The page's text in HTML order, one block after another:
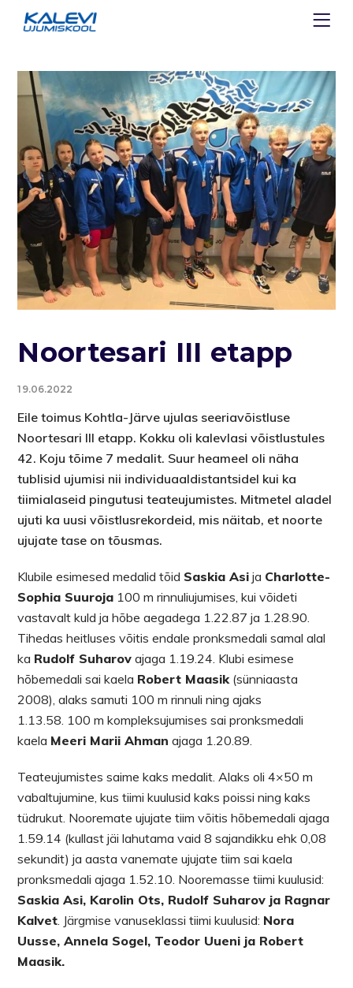
Noortesari III etapp
19.06.2022
Eile toimus Kohtla-Järve ujulas seeriavõistluse
Noortesari III etapp. Kokku oli kalevlasi võistlustules
42. Koju tõime 7 medalit. Suur heameel oli näha
tublisid ujumisi nii individuaaldistantsidel kui ka
tiimialaseid pingutusi teateujumistes. Mitmetel aladel
ujuti ka uusi võistlusrekordeid, mis näitab, et noorte
ujujate tase on tõusmas.
Klubile esimesed medalid tõid Saskia Asi ja Charlotte-
Sophia Suuroja 100 m rinnuliujumises, kui võideti
vastavalt kuld ja hõbe aegadega 1.22.87 ja 1.28.90.
Tihedas heitluses võitis endale pronksmedali samal alal
ka Rudolf Suharov ajaga 1.19.24. Klubi esimese
hõbemedali sai kaela Robert Maasik (sünniaasta
2008), alaks samuti 100 m rinnuli ning ajaks
1.13.58. 100 m kompleksujumises sai pronksmedali
kaela Meeri Marii Ahman ajaga 1.20.89.
Teateujumistes saime kaks medalit. Alaks oli 4×50 m
vabaltujumine, kus tiimi kuulusid kaks poissi ning kaks
tüdrukut. Nooremate ujujate tiim võitis hõbemedali ajaga
1.59.14 (kullast jäi lahutama vaid 8 sajandikku ehk 0,08
sekundit) ja aasta vanemate ujujate tiim sai kaela
pronksmedali ajaga 1.52.10. Nooremasse tiimi kuulusid:
Saskia Asi, Karolin Ots, Rudolf Suharov ja Ragnar
Kalvet . Järgmise vanuseklassi tiimi kuulusid: Nora
Uusse, Annela Sogel, Teodor Uueni ja Robert
Maasik.